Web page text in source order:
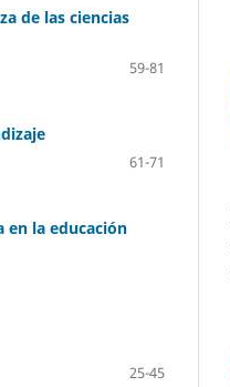
de las ciencias
59-81
61-71
en la educación
25-45